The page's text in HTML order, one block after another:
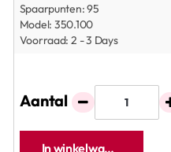
Spaarpunten:95
Model: 350.100
Voorraad: 2 - 3 Days
Aantal
In winkelwagen